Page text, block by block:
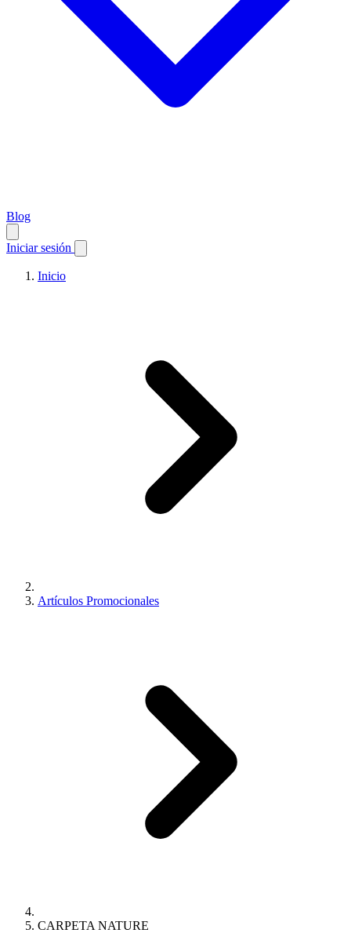
Blog
Iniciar sesión
Inicio
Artículos Promocionales
CARPETA NATURE